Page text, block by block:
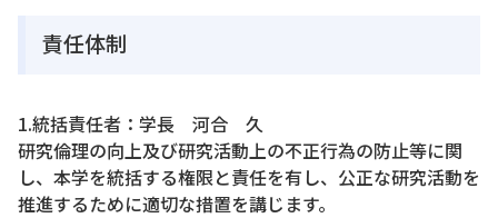
責任体制
1.統括責任者：学長 河合 久
研究倫理の向上及び研究活動上の不正行為の防止等に関
し、本学を統括する権限と責任を有し、公正な研究活動を
推進するために適切な措置を講じます。